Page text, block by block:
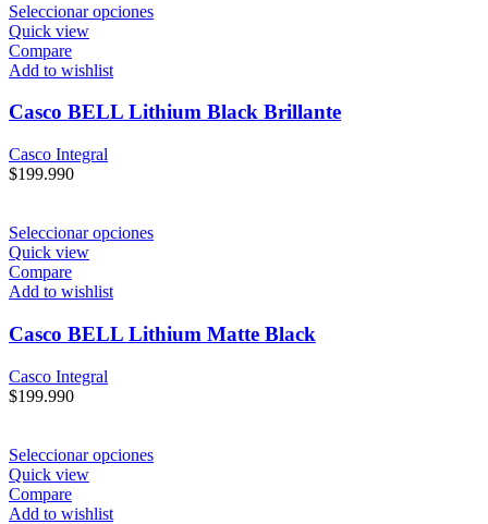
Seleccionar opciones
Quick view
Compare
Add to wishlist
Casco BELL Lithium Black Brillante
Casco Integral
$199.990
Seleccionar opciones
Quick view
Compare
Add to wishlist
Casco BELL Lithium Matte Black
Casco Integral
$199.990
Seleccionar opciones
Quick view
Compare
Add to wishlist